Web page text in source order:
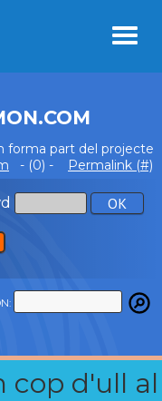
forma part del projecte
- (0) - Permalink (#)
cop d'ull al